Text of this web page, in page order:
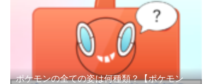
ポケモンの全ての姿は何種類？【ポケモン